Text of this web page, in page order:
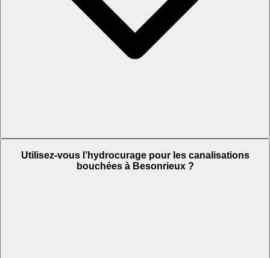
Utilisez-vous l’hydrocurage pour les canalisations
bouchées à Besonrieux ?